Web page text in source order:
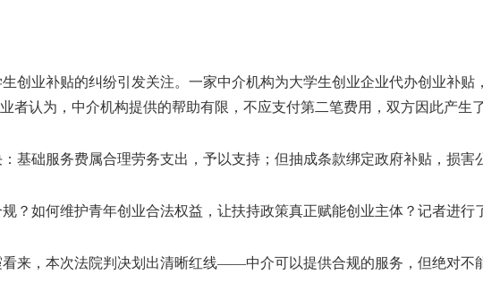
业补贴的纠纷引发关注。一家中介机构为大学生创业企业代办创业补贴
者认为，中介机构提供的帮助有限，不应支付第二笔费用，双方因此产生
础服务费属合理劳务支出，予以支持；但抽成条款绑定政府补贴，损害
如何维护青年创业合法权益，让扶持政策真正赋能创业主体？记者进行
，本次法院判决划出清晰红线——中介可以提供合规的服务，但绝对不